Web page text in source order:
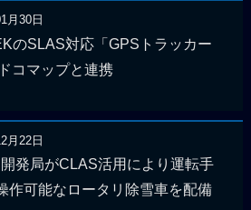
月30日
のSLAS対応「GPSトラッカー
コマップと連携
月22日
発局がCLAS活用により運転手
作可能なロータリ除雪車を配備